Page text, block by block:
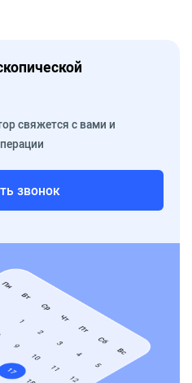
свяжется с вами и
звонок